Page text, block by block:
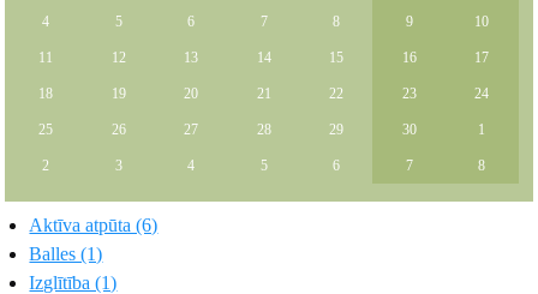
4 5 6 7 8 9 10
11 12 13 14 15 16 17
18 19 20 21 22 23 24
25 26 27 28 29 30 1
2 3 4 5 6 7 8
Aktīva atpūta (6)
Balles (1)
Izglītība (1)